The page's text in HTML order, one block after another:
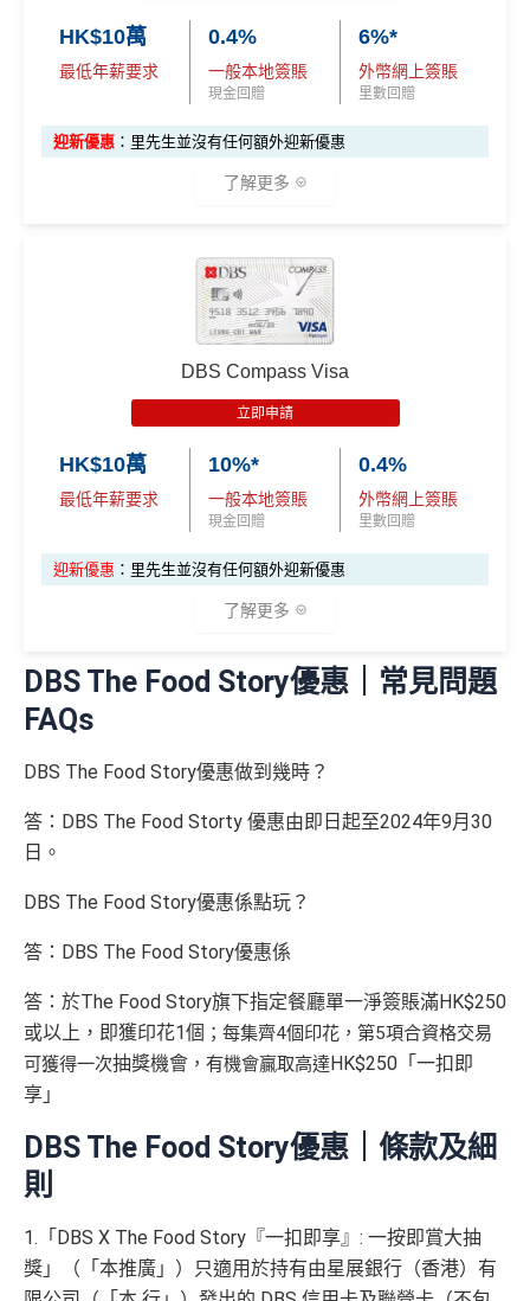
網上交易中非香港商戶用港幣交易
(CBF, 包括DCC)無
里數，但唔收charge
八達通自動增值$12=1里，每日增值得$250
查看更多信用卡詳情及分析...
精選健康及保健禮遇低至48折/專享體驗
Visa Card，DBS有時只做Visa exclusive promotion，
於Visa Platinum每個曆月的首HK$15,000簽賬
港幣支付外國註册商戶(如Airbnb)及DCC交易無回贈
商戶註冊地清單)
淨睇本地簽賬回贈1%未算市場上最高，高年薪有其他
有得儲里數但手續費貴 (Sorry囉，我知off-topic但對我
嚟講真係)
交保費無回贈
查看更多信用卡詳情及分析...
HK$10萬
最低年薪要求
0.4%
一般本地簽賬
現金回贈
6%*
外幣網上簽賬
里數回贈
迎新優惠 ：里先生並沒有任何額外迎新優惠
了解更多
fresh grad都申請得！
指定類別簽賬高達5%回贈
10次Flex Shopping免費分期
缺點
iBanking繳費無里數
網上交易中非香港商戶用港幣交易(CBF, 包括DCC)無
積分
DBS Compass Visa
立即申請
HK$10萬
最低年薪要求
10%*
一般本地簽賬
現金回贈
0.4%
外幣網上簽賬
里數回贈
迎新優惠 ：里先生並沒有任何額外迎新優惠
了解更多
✅優點
逢星期三全港超市簽賬8%回贈 (需要單一淨簽賬滿HK
對比 DBS Black 及DBS Eminent批卡比較容易
Chok支付寶HK/WeChat Pay 都有積分！！！無成本
積分無限期
兌換里數免手續費
有DBS可以用到DBS提供嘅酒店折扣代碼，先前做過
DBS Expedia 85折code
勢
網上交易中非香港商戶用港幣交易(CBF, 包括DCC)無
DBS The Food Story優惠｜常見問題
FAQs
DBS The Food Story優惠做到幾時？
答：DBS The Food Storty 優惠由即日起至2024年9月30
日。
DBS The Food Story優惠係點玩？
答：DBS The Food Story優惠係
答：於The Food Story旗下指定餐廳單一淨簽賬滿HK$250
或以上，即獲印花1個 ；每集齊4個印花，第5項合資格交易
可獲得一次抽獎機會 ，有機會贏取高達HK$250「一扣即
享」
DBS The Food Story優惠｜條款及細
則
1.「DBS X The Food Story『一扣即享』: 一按即賞大抽
獎」（「本推廣」）只適用於持有由星展銀行（香港）有